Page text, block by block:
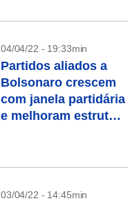
04/04/22 - 19:33min
Partidos aliados a
Bolsonaro crescem
com janela partidária
e melhoram estrutura
03/04/22 - 14:45min